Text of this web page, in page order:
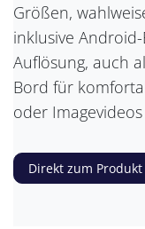
Größen,
inklusive
Auflösung, auch
Bord für
oder Imagevideos
Direkt zum Produkt